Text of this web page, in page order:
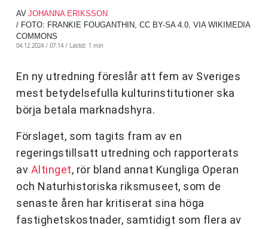
AV JOHANNA ERIKSSON
/ FOTO: FRANKIE FOUGANTHIN, CC BY-SA 4.0, VIA WIKIMEDIA
COMMONS
04.12.2024 / 07:14 / Lästid: 1 min
En ny utredning föreslår att fem av Sveriges
mest betydelsefulla kulturinstitutioner ska
börja betala marknadshyra.
Förslaget, som tagits fram av en
regeringstillsatt utredning och rapporterats
av Altinget, rör bland annat Kungliga Operan
och Naturhistoriska riksmuseet, som de
senaste åren har kritiserat sina höga
fastighetskostnader, samtidigt som flera av